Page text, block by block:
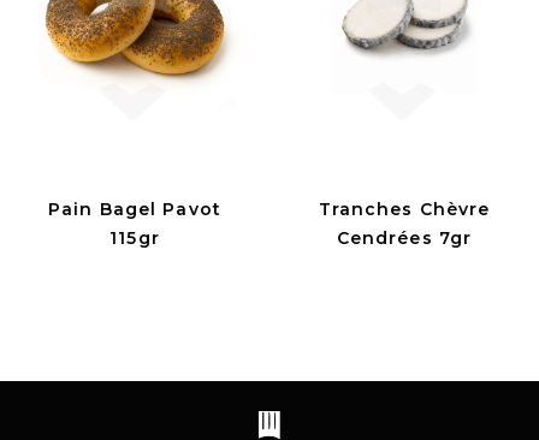
Pain Bagel Pavot
115gr
Tranches Chèvre
Cendrées 7gr